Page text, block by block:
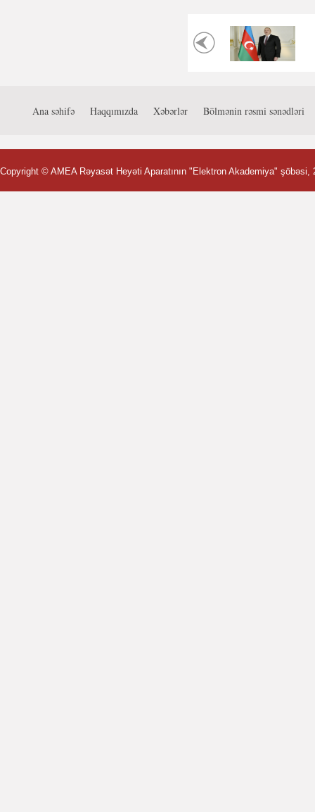
Ana səhifə Haqqımızda Xəbərlər Bölmənin rəsmi sənədləri
Copyright © AMEA Rəyasət Heyəti Aparatının "Elektron Akademiya" şöbəsi,